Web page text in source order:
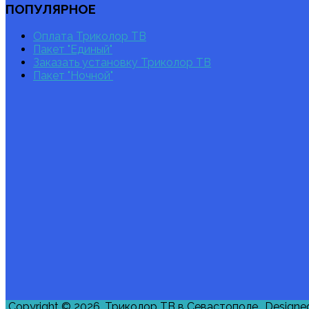
ПОПУЛЯРНОЕ
Оплата Триколор ТВ
Пакет "Единый"
Заказать установку Триколор ТВ
Пакет "Ночной"
Copyright © 2026. Триколор ТВ в Севастополе..